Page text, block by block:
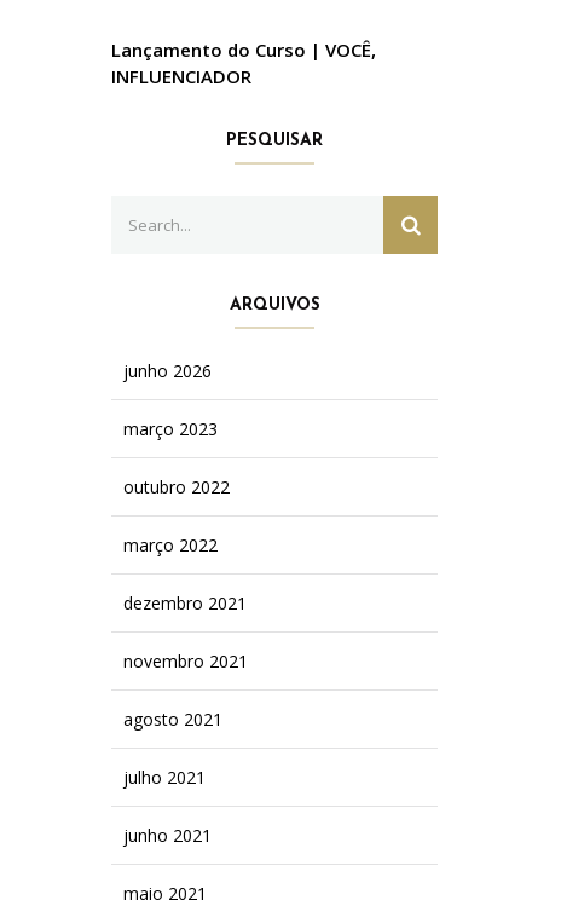
Lançamento do Curso | VOCÊ,
INFLUENCIADOR
PESQUISAR
for:
ARQUIVOS
junho 2026
março 2023
outubro 2022
março 2022
dezembro 2021
novembro 2021
agosto 2021
julho 2021
junho 2021
maio 2021